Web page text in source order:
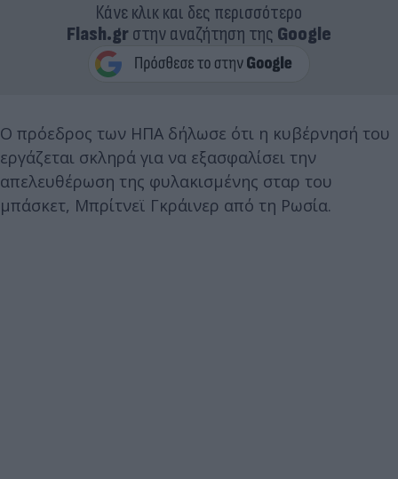
Κάνε κλικ και δες περισσότερο
Flash.grστην αναζήτηση της Google
Ο πρόεδρος των ΗΠΑ δήλωσε ότι η κυβέρνησή του
εργάζεται σκληρά για να εξασφαλίσει την
απελευθέρωση της φυλακισμένης σταρ του
μπάσκετ, Μπρίτνεϊ Γκράινερ από τη Ρωσία.